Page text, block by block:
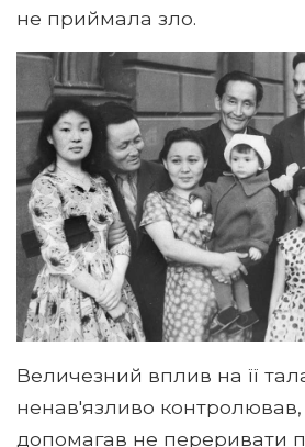
не приймала зло.
Величезний вплив на її
ненав'язливо контролював,
допомагав не переривати